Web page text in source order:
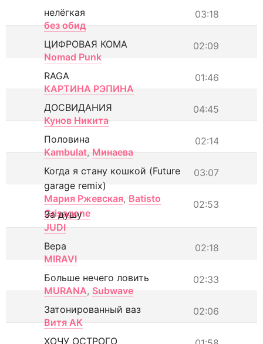
03:18
нелёгкая
без обид
02:09
ЦИФРОВАЯ КОМА
Nomad Punk
01:46
RAGA
КАРТИНА РЭПИНА
04:45
ДОСВИДАНИЯ
Кунов Никита
02:14
Половина
Kambulat, Минаева
03:07
Когда я стану кошкой (Future
garage remix)
Мария Ржевская, Batisto
Grisagone
02:53
За душу
JUDI
02:18
Вера
MIRAVI
02:33
Больше нечего ловить
MURANA, Subwave
02:06
Затонированный ваз
Витя АК
ХОЧУ ОСТРОГО